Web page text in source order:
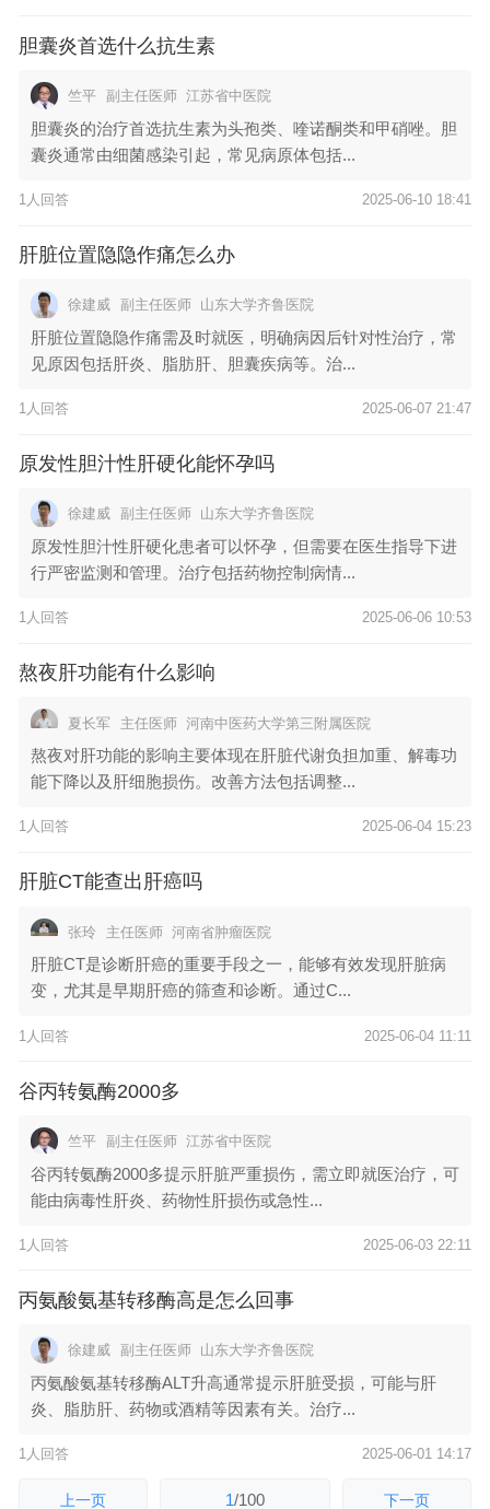
胆囊炎首选什么抗生素
竺平 副主任医师 江苏省中医院
胆囊炎的治疗首选抗生素为头孢类、喹诺酮类和甲硝唑。胆
囊炎通常由细菌感染引起，常见病原体包括...
1人回答 2025-06-10 18:41
肝脏位置隐隐作痛怎么办
徐建威 副主任医师 山东大学齐鲁医院
肝脏位置隐隐作痛需及时就医，明确病因后针对性治疗，常
见原因包括肝炎、脂肪肝、胆囊疾病等。治...
1人回答 2025-06-07 21:47
原发性胆汁性肝硬化能怀孕吗
徐建威 副主任医师 山东大学齐鲁医院
原发性胆汁性肝硬化患者可以怀孕，但需要在医生指导下进
行严密监测和管理。治疗包括药物控制病情...
1人回答 2025-06-06 10:53
熬夜肝功能有什么影响
夏长军 主任医师 河南中医药大学第三附属医院
熬夜对肝功能的影响主要体现在肝脏代谢负担加重、解毒功
能下降以及肝细胞损伤。改善方法包括调整...
1人回答 2025-06-04 15:23
肝脏CT能查出肝癌吗
张玲 主任医师 河南省肿瘤医院
肝脏CT是诊断肝癌的重要手段之一，能够有效发现肝脏病
变，尤其是早期肝癌的筛查和诊断。通过C...
1人回答 2025-06-04 11:11
谷丙转氨酶2000多
竺平 副主任医师 江苏省中医院
谷丙转氨酶2000多提示肝脏严重损伤，需立即就医治疗，可
能由病毒性肝炎、药物性肝损伤或急性...
1人回答 2025-06-03 22:11
丙氨酸氨基转移酶高是怎么回事
徐建威 副主任医师 山东大学齐鲁医院
丙氨酸氨基转移酶ALT升高通常提示肝脏受损，可能与肝
炎、脂肪肝、药物或酒精等因素有关。治疗...
1人回答 2025-06-01 14:17
上一页 1/100 下一页